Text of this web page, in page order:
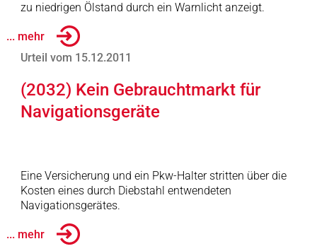
zu niedrigen Ölstand durch ein Warnlicht anzeigt.
... mehr
Urteil vom 15.12.2011
(2032) Kein Gebrauchtmarkt für
Navigationsgeräte
Eine Versicherung und ein Pkw-Halter stritten über die
Kosten eines durch Diebstahl entwendeten
Navigationsgerätes.
... mehr